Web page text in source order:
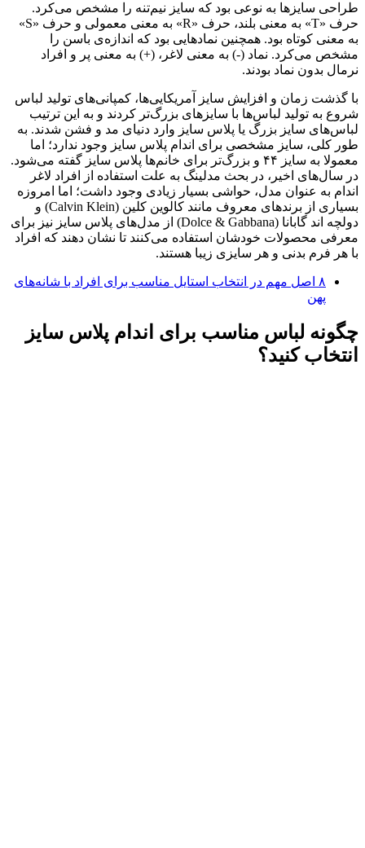
طراحی سایزها به نوعی بود که سایز نیم‌تنه را مشخص می‌کرد.
حرف «T» به معنی بلند، حرف «R» به معنی معمولی و حرف «S»
به معنی کوتاه بود. همچنین نمادهایی بود که اندازه‌ی باسن را
مشخص می‌کرد. نماد (-) به معنی لاغر، (+) به معنی پر و افراد
نرمال بدون نماد بودند.
با گذشت زمان و افزایش سایز آمریکایی‌ها، کمپانی‌های تولید لباس
شروع به تولید لباس‌ها با سایزهای بزرگ‌تر کردند و به این ترتیب
لباس‌های سایز بزرگ یا پلاس سایز وارد دنیای مد و فشن شدند. به
طور کلی، سایز مشخصی برای اندام پلاس سایز وجود ندارد؛ اما
معمولا به سایز ۴۴ و بزرگ‌تر برای خانم‌ها پلاس سایز گفته می‌شود.
در سال‌های اخیر، در بحث مدلینگ به علت استفاده از افراد لاغر
اندام به عنوان مدل، حواشی بسیار زیادی وجود داشت؛ اما امروزه
بسیاری از برندهای معروف مانند کالوین کلین (Calvin Klein) و
دولچه اند گابانا (Dolce & Gabbana) از مدل‌های پلاس سایز نیز برای
معرفی محصولات خودشان استفاده می‌کنند تا نشان دهند که افراد
با هر فرم بدنی و هر سایزی زیبا هستند.
۸ اصل مهم در انتخاب استایل مناسب برای افراد با شانه‌های
پهن
چگونه لباس مناسب برای اندام پلاس سایز
انتخاب کنید؟